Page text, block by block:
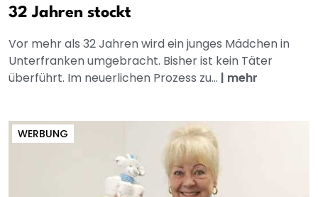
32 Jahren stockt
Vor mehr als 32 Jahren wird ein junges Mädchen in
Unterfranken umgebracht. Bisher ist kein Täter
überführt. Im neuerlichen Prozess zu... | mehr
WERBUNG